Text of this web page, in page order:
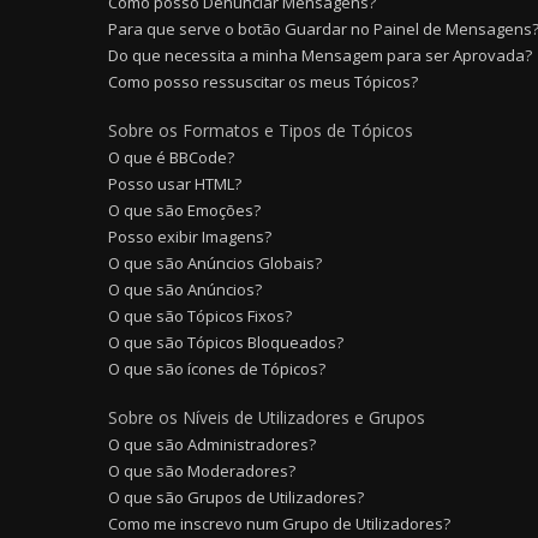
Para que serve o botão Guardar no Painel de Mensagens?
Do que necessita a minha Mensagem para ser Aprovada?
Como posso ressuscitar os meus Tópicos?
Sobre os Formatos e Tipos de Tópicos
O que é BBCode?
Posso usar HTML?
O que são Emoções?
Posso exibir Imagens?
O que são Anúncios Globais?
O que são Anúncios?
O que são Tópicos Fixos?
O que são Tópicos Bloqueados?
O que são ícones de Tópicos?
Sobre os Níveis de Utilizadores e Grupos
O que são Administradores?
O que são Moderadores?
O que são Grupos de Utilizadores?
Como me inscrevo num Grupo de Utilizadores?